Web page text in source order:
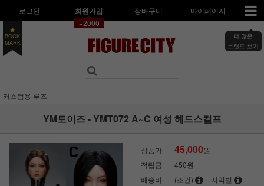
로그인
회원가입
+2000
장바구니 마이페이지
더 많은
브랜드 보기
BOOK
MARK
커스텀용 루즈
YM토이즈 - YMT072 A~C 여성 헤드스컬프
상품가 45,000원
적립금
450원
배송비
(조건) 지역별